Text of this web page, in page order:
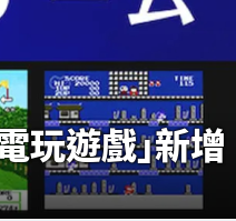
遊戲」新增